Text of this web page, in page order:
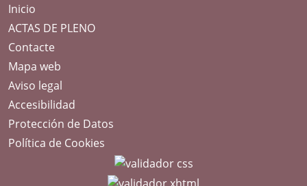
Inicio
ACTAS DE PLENO
Contacte
Mapa web
Aviso legal
Accesibilidad
Protección de Datos
Política de Cookies